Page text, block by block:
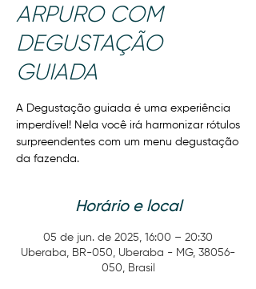
ARPURO COM
DEGUSTAÇÃO
GUIADA
A Degustação guiada é uma experiência
imperdível! Nela você irá harmonizar rótulos
surpreendentes com um menu degustação
da fazenda.
Horário e local
05 de jun. de 2025, 16:00 – 20:30
Uberaba, BR-050, Uberaba - MG, 38056-
050, Brasil